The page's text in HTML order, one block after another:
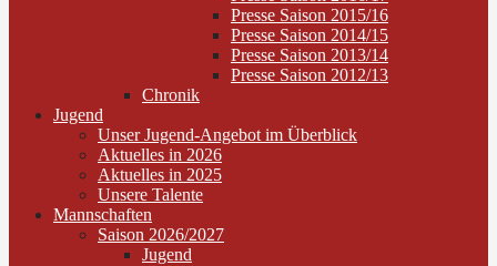
Presse Saison 2015/16
Presse Saison 2014/15
Presse Saison 2013/14
Presse Saison 2012/13
Chronik
Jugend
Unser Jugend-Angebot im Überblick
Aktuelles in 2026
Aktuelles in 2025
Unsere Talente
Mannschaften
Saison 2026/2027
Jugend